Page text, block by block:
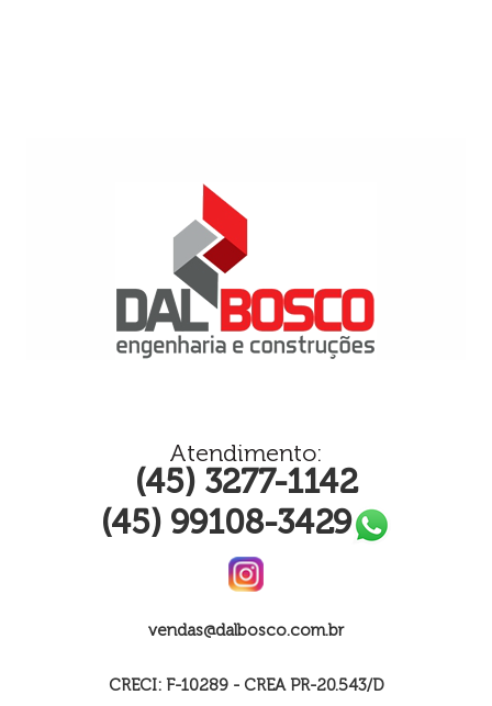
Atendimento:
(45) 3277-1142
(45) 99108-3429
vendas@dalbosco.com.br
CRECI: F-10289 - CREA PR-20.543/D